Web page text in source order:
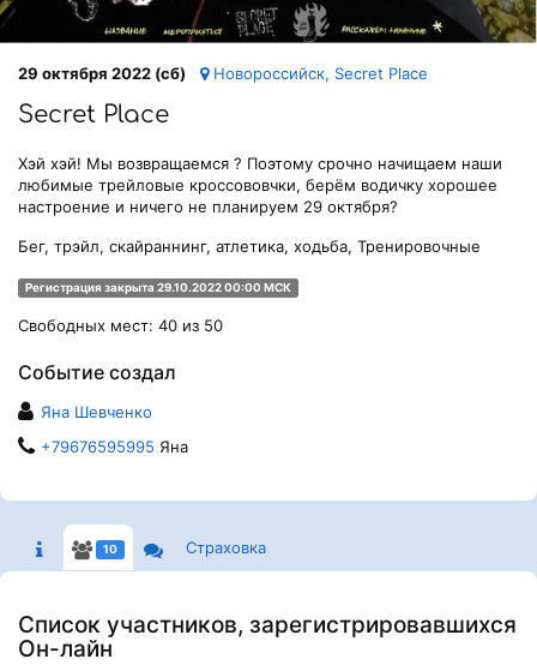
29 октября 2022 (сб) Новороссийск, Secret Place
Secret Place
Хэй хэй! Мы возвращаемся ? Поэтому срочно начищаем наши
любимые трейловые кроссововчки, берём водичку хорошее
настроение и ничего не планируем 29 октября?
Бег, трэйл, скайраннинг, атлетика, ходьба, Тренировочные
Регистрация закрыта 29.10.2022 00:00 МСК
Свободных мест: 40 из 50
Событие создал
Яна Шевченко
+79676595995 Яна
10 Страховка
Список участников, зарегистрировавшихся
Он-лайн